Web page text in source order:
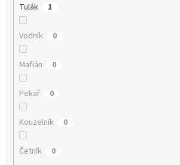
Tulák 1
Vodník 0
Mafián 0
Pekař 0
Kouzelník 0
Četník 0